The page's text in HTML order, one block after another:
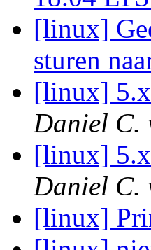
[linux]
sturen
[linux]
Daniel C.
[linux]
Daniel C.
[linux]